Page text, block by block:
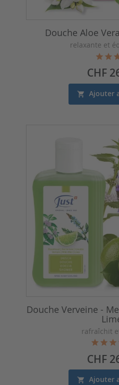
Douche Aloe
relaxante et
Prix
CHF
Ajouter
Douche Verveine -
rafraîchit
Prix
CHF
Ajouter